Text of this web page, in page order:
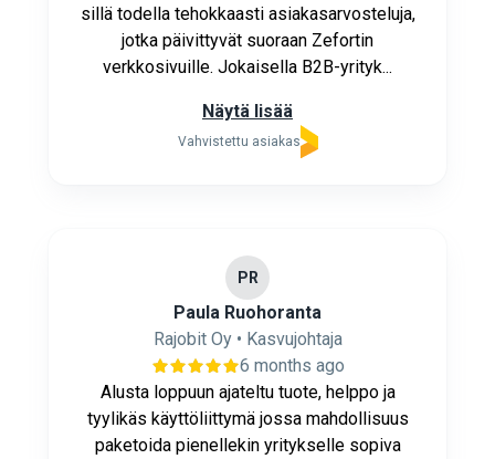
sillä todella tehokkaasti asiakasarvosteluja,
jotka päivittyvät suoraan Zefortin
verkkosivuille. Jokaisella B2B-yrityk...
Näytä lisää
Vahvistettu asiakas
PR
Paula Ruohoranta
Rajobit Oy • Kasvujohtaja
6 months ago
Alusta loppuun ajateltu tuote, helppo ja
tyylikäs käyttöliittymä jossa mahdollisuus
paketoida pienellekin yritykselle sopiva